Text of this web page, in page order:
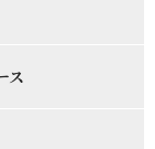
ス